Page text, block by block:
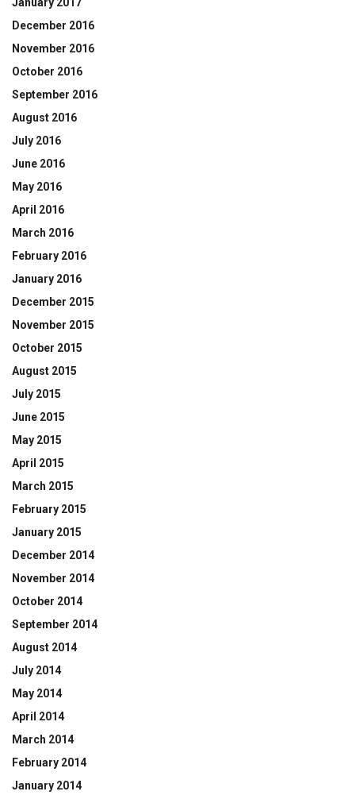
January 2017
December 2016
November 2016
October 2016
September 2016
August 2016
July 2016
June 2016
May 2016
April 2016
March 2016
February 2016
January 2016
December 2015
November 2015
October 2015
August 2015
July 2015
June 2015
May 2015
April 2015
March 2015
February 2015
January 2015
December 2014
November 2014
October 2014
September 2014
August 2014
July 2014
May 2014
April 2014
March 2014
February 2014
January 2014